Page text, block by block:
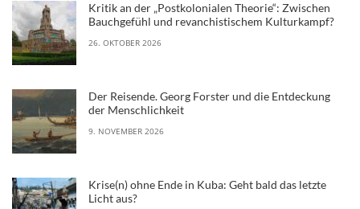
Kritik an der „Postkolonialen Theorie“: Zwischen
Bauchgefühl und revanchistischem Kulturkampf?
26. OKTOBER 2026
Der Reisende. Georg Forster und die Entdeckung
der Menschlichkeit
9. NOVEMBER 2026
Krise(n) ohne Ende in Kuba: Geht bald das letzte
Licht aus?